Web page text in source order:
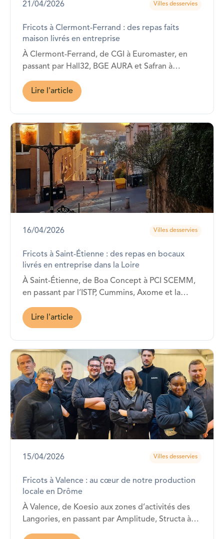
21/04/2026 Villes desservies
Fricots à Clermont-Ferrand : des repas faits
maison livrés en entreprise
À Clermont-Ferrand, de CGI à Euromaster, en
passant par Hall32, BGE AURA et Safran à
Charmeil… Fricots est présent !
Lire l'article
16/04/2026 Villes desservies
Fricots à Saint-Étienne : des repas en bocaux
livrés en entreprise dans la Loire
À Saint-Étienne, de Boa Concept à PCI SCEMM,
en passant par l’ISTP, Cummins, Axome et la
CCI… Fricots est présent !
Lire l'article
15/04/2026 Villes desservies
Fricots à Valence : au cœur de notre production
locale en Drôme
À Valence, de Koesio aux zones d’activités des
Langories, en passant par Amplitude, Structa à
Beaumont-lès-Valence ou SKF Aerospace à